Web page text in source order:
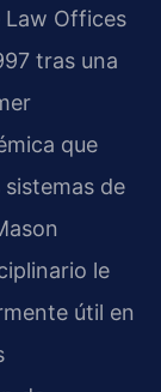
Law Offices
tras una
que
de
le
útil en